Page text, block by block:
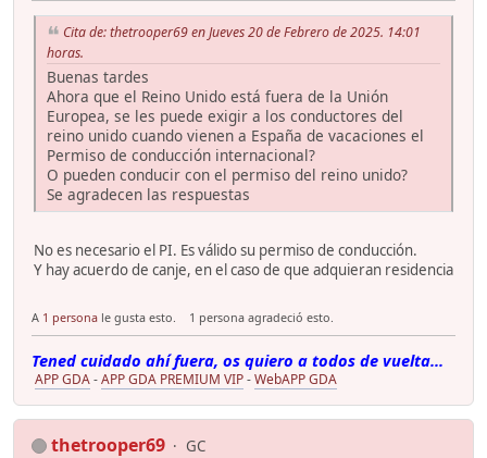
Cita de: thetrooper69 en Jueves 20 de Febrero de 2025. 14:01
horas.
Buenas tardes
Ahora que el Reino Unido está fuera de la Unión
Europea, se les puede exigir a los conductores del
reino unido cuando vienen a España de vacaciones el
Permiso de conducción internacional?
O pueden conducir con el permiso del reino unido?
Se agradecen las respuestas
No es necesario el PI. Es válido su permiso de conducción.
Y hay acuerdo de canje, en el caso de que adquieran residencia
A 1 persona le gusta esto. 1 persona agradeció esto.
Tened cuidado ahí fuera, os quiero a todos de vuelta...
APP GDA-APP GDA PREMIUM VIP-WebAPP GDA
thetrooper69
GC